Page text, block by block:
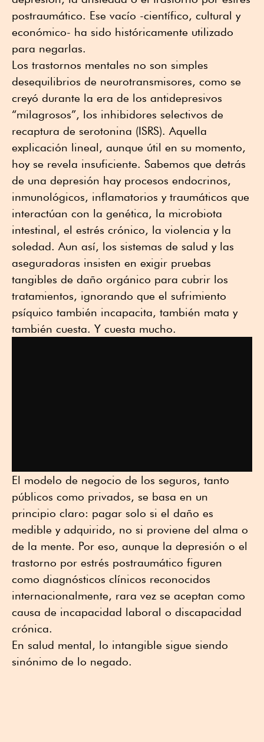
postraumático. Ese vacío -científico, cultural y
económico- ha sido históricamente utilizado
para negarlas.
Los trastornos mentales no son simples
desequilibrios de neurotransmisores, como se
creyó durante la era de los antidepresivos
“milagrosos”, los inhibidores selectivos de
recaptura de serotonina (ISRS). Aquella
explicación lineal, aunque útil en su momento,
hoy se revela insuficiente. Sabemos que detrás
de una depresión hay procesos endocrinos,
inmunológicos, inflamatorios y traumáticos que
interactúan con la genética, la microbiota
intestinal, el estrés crónico, la violencia y la
soledad. Aun así, los sistemas de salud y las
aseguradoras insisten en exigir pruebas
tangibles de daño orgánico para cubrir los
tratamientos, ignorando que el sufrimiento
psíquico también incapacita, también mata y
también cuesta. Y cuesta mucho.
El modelo de negocio de los seguros, tanto
públicos como privados, se basa en un
principio claro: pagar solo si el daño es
medible y adquirido, no si proviene del alma o
de la mente. Por eso, aunque la depresión o el
trastorno por estrés postraumático figuren
como diagnósticos clínicos reconocidos
internacionalmente, rara vez se aceptan como
causa de incapacidad laboral o discapacidad
crónica.
En salud mental, lo intangible sigue siendo
sinónimo de lo negado.